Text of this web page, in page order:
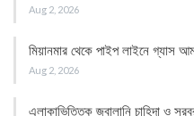
Aug 2, 2026
মিয়ানমার থেকে পাইপ লাইনে গ্যাস
Aug 2, 2026
এলাকাভিত্তিক জ্বালানি চাহিদা ও